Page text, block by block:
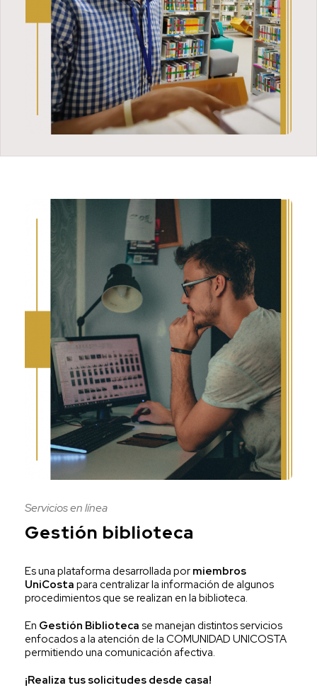
Servicios en línea
Gestión biblioteca
Es una plataforma desarrollada por miembros
UniCosta para centralizar la información de algunos
procedimientos que se realizan en la biblioteca.
En Gestión Biblioteca se manejan distintos servicios
enfocados a la atención de la COMUNIDAD UNICOSTA
permitiendo una comunicación afectiva.
¡Realiza tus solicitudes desde casa!